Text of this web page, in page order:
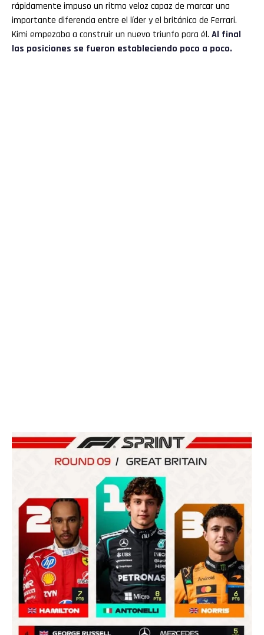
rápidamente impuso un ritmo veloz capaz de marcar una
importante diferencia entre el líder y el británico de Ferrari.
Kimi empezaba a construir un nuevo triunfo para él. Al final
las posiciones se fueron estableciendo poco a poco.